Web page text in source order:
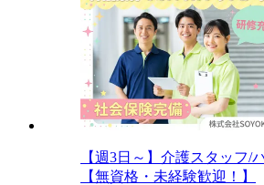
【週3日～】介護スタッフ/
【無資格・未経験歓迎！】